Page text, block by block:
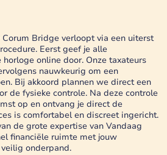
Bridge verloopt via een uiterst
Eerst geef je alle
online door. Onze taxateurs
nauwkeurig om een
Bij akkoord plannen we direct een
de fysieke controle. Na deze controle
op en ontvang je direct de
is comfortabel en discreet ingericht.
de grote expertise van Vandaag
financiële ruimte met jouw
onderpand.